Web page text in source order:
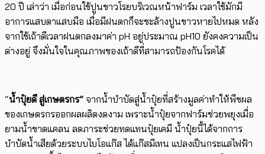
20 ปี เล่าว่า เมื่อก่อนใช้ปูนขาวโรยบริเวณหน้าฟาร์ม เวลาใช้มักมี
อาการแสบตาแสบมือ เมื่อมีฝนตกก็จะชะล้างปูนขาวหายไปหมด หลัง
จากใช้เถ้าดีเวลาฝนตกลงมาค่า pH อยู่ประมาณ pH10 ยังคงความเป็น
ด่างอยู่ จึงมั่นใจในคุณภาพของเถ้าดีที่สามารถป้องกันโรคได้
“น้ำปุ๋ยดี สู่เกษตรกร” จากน้ำบำบัดสู่น้ำปุ๋ยที่สร้างมูลค่าทำให้พืชผล
ของเกษตรกรออกผลผลิตงดงาม เพราะน้ำปุ๋ยจากฟาร์มช่วยพยุงเมื่อ
ยามน้ำขาดแคลน ลดภาระช่วยทดแทนปุ๋ยเคมี น้ำปุ๋ยนี้ได้จากการ
บำบัดน้ำเสียด้วยระบบไบโอแก๊ส ได้แก๊สมีเทน แปลงเป็นกระแสไฟฟ้า